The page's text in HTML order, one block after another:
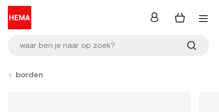
waar ben je naar op zoek?
inloggen
borden